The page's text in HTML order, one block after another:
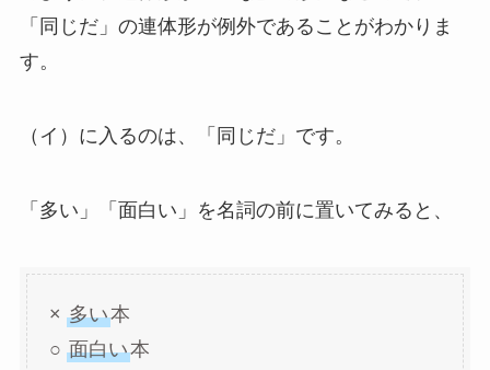
「同じだ」の連体形が例外であることがわかりま
す。
（イ）に入るのは、「同じだ」です。
「多い」「面白い」を名詞の前に置いてみると、
× 多い本
○ 面白い本